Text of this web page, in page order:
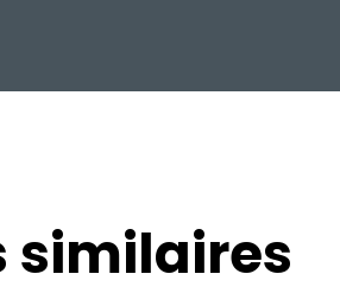
similaires